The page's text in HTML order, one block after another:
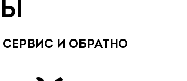
И ОБРАТНО